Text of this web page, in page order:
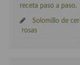
receta paso a paso.
Solomillo de
rosas